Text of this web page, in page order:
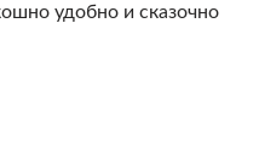
удобно и сказочно